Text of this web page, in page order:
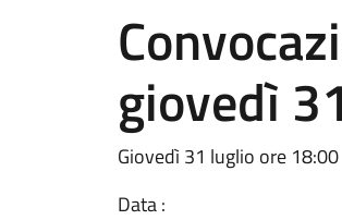
giovedì
Giovedì 31 luglio ore 18:00
Data :